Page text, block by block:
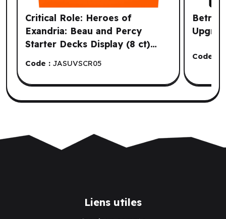
Critical Role: Heroes of
Exandria: Beau and Percy
Starter Decks Display (8 ct)
Code : JASUVSCR05
Code :
Liens utiles